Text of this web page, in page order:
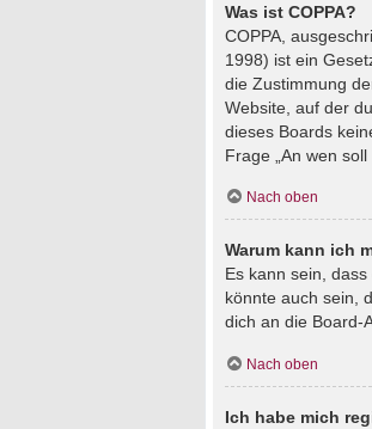
Was ist COPPA?
COPPA,
1998) ist ein
die Zustimmung
Website, auf der
dieses Boards
Frage „An wen
Nach oben
Warum kann ich
Es kann sein,
könnte auch sein,
dich an die Board-
Nach oben
Ich habe mich